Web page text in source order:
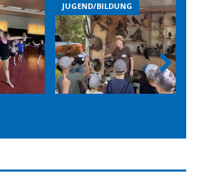
JUGEND/BILDUNG JUGEND/
Nex
t